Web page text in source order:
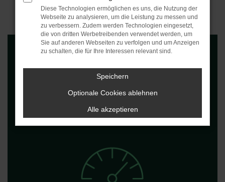
Fahrzeugdetails
Kleinwagen
Diese Technologien ermöglichen es uns, die Nutzung der
Webseite zu analysieren, um die Leistung zu messen und
zu verbessern. Zudem werden Technologien eingesetzt,
die von dritten Werbetreibenden verwendet werden, um
Sie auf anderen Webseiten zu verfolgen und um Anzeigen
zu schalten, die für Ihre Interessen relevant sind.
Speichern
Optionale Cookies ablehnen
Alle akzeptieren